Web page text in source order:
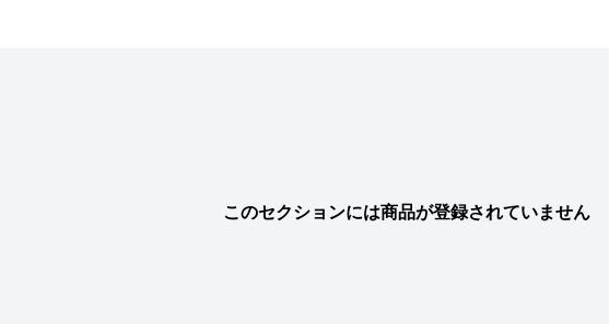
このセクションには商品が登録されていません